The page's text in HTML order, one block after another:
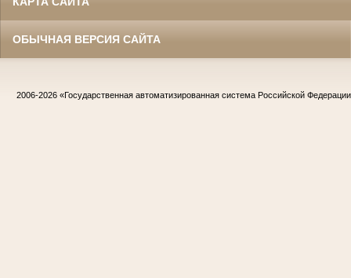
ОБЫЧНАЯ ВЕРСИЯ САЙТА
2006-2026 «Государственная автоматизированная система Российской